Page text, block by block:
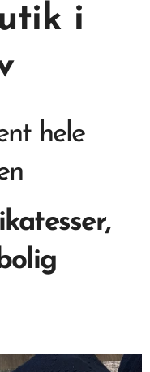
i
hele